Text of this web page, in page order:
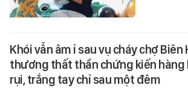
Khói vẫn âm ỉ sau vụ cháy chợ Biên
thương thất thần chứng kiến hàng
rụi, trắng tay chỉ sau một đêm